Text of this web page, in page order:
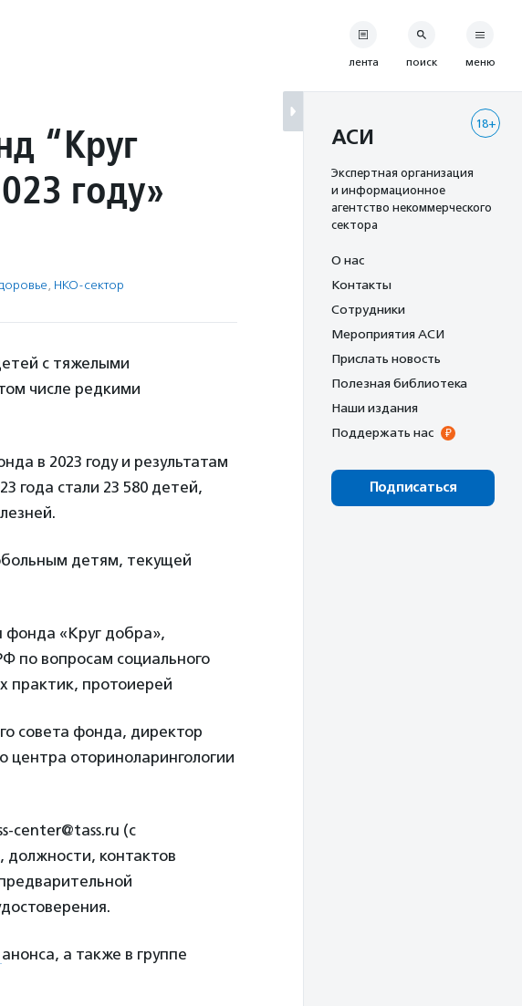
“Круг
году»
, НКО-сектор
с тяжелыми
числе редкими
в 2023 году и результатам
года стали 23 580 детей,
детям, текущей
фонда «Круг добра»,
по вопросам социального
практик, протоиерей
совета фонда, директор
центра оториноларингологии
center@tass.ru (с
контактов
анонса, а также в группе
лента поиск меню
18+
АСИ
Экспертная организация
и информационное
агентство некоммерческого
сектора
О нас
Контакты
Сотрудники
Мероприятия АСИ
Прислать новость
Полезная библиотека
Наши издания
Поддержать нас
Подписаться